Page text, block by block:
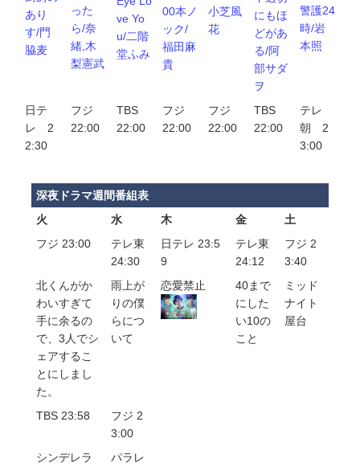
あり
す/門
脇麦
った
ら/奈
緒,木
梨憲武
ve Yo
u/二階
堂ふみ
00本ノ
ック/
福田麻
貴
小芝風
花
にもほ
どがあ
る/阿
部サダ
ヲ
警護24
時/岩
本照
日テ
レ 2
2:30
フジ
22:00
TBS
22:00
フジ
22:00
フジ
22:00
TBS
22:00
テレ
朝 2
3:00
深夜ドラマ週間番組表
火
水 木 金
土
フジ 23:00
テレ東
24:30
日テレ 23:5
9
テレ東
24:12
フジ 2
3:40
北くんがか
わいすぎて
手に余るの
で、3人でシ
ェアするこ
とにしまし
た。
雨上が
りの僕
らにつ
いて
恋愛禁止
40まで
にした
い10の
こと
ミッド
ナイト
屋台
TBS 23:58
フジ 2
3:00
シンデレラ
パラレ